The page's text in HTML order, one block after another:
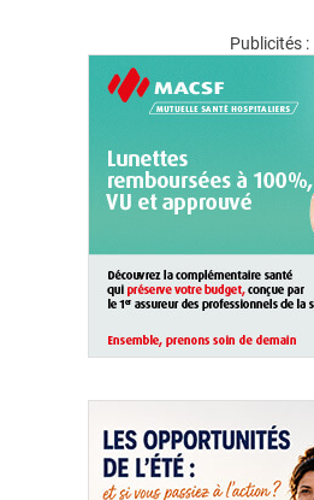
Publicités :